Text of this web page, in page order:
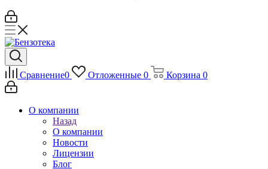
Сравнение0 Отложенные 0 Корзина 0
О компании
Назад
О компании
Новости
Лицензии
Блог